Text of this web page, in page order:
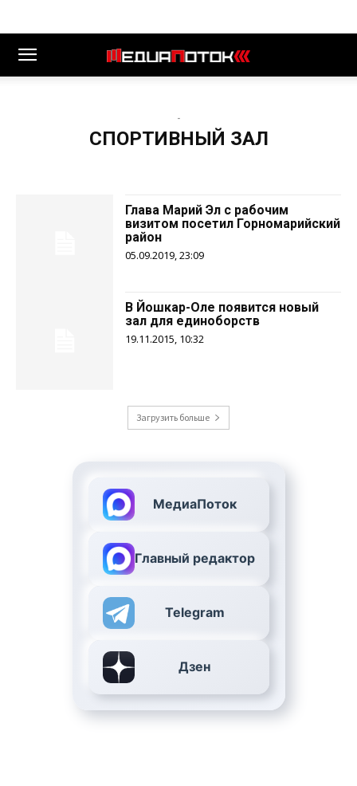
-
СПОРТИВНЫЙ ЗАЛ
Глава Марий Эл с рабочим
визитом посетил Горномарийский
район
05.09.2019, 23:09
В Йошкар-Оле появится новый
зал для единоборств
19.11.2015, 10:32
Загрузить больше
МедиаПоток
Главный редактор
Telegram
Дзен